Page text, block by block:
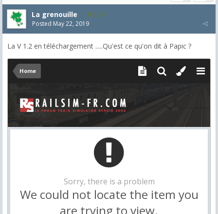
La grenouille 3,271
Posted May 22, 2019
La V 1.2 en téléchargement .....Qu'est ce qu'on dit à Papic ?